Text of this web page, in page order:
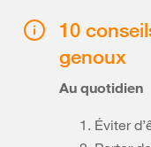
10
genoux
Au quotidien
Éviter